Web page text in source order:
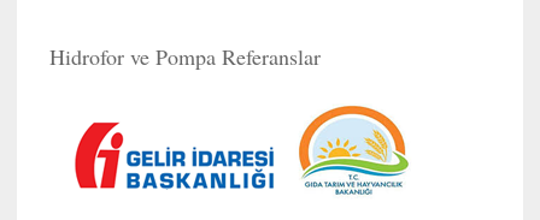
Hidrofor ve Pompa Referanslar